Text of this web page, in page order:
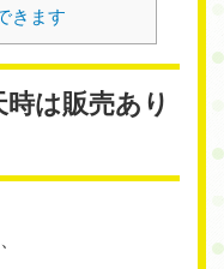
きます
は販売あり